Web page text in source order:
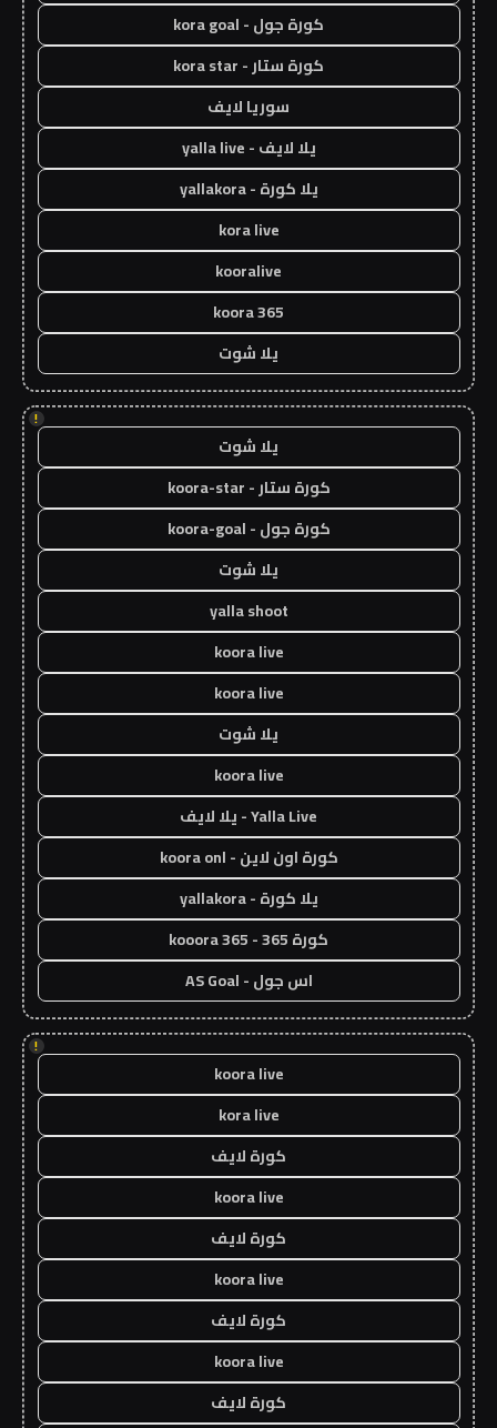
كورة جول - kora goal
كورة ستار - kora star
سوريا لايف
يلا لايف - yalla live
يلا كورة - yallakora
kora live
kooralive
koora 365
يلا شوت
!
يلا شوت
كورة ستار - koora-star
كورة جول - koora-goal
يلا شوت
yalla shoot
koora live
koora live
يلا شوت
koora live
Yalla Live - يلا لايف
كورة اون لاين - koora onl
يلا كورة - yallakora
كورة 365 - kooora 365
اس جول - AS Goal
!
koora live
kora live
كورة لايف
koora live
كورة لايف
koora live
كورة لايف
koora live
كورة لايف